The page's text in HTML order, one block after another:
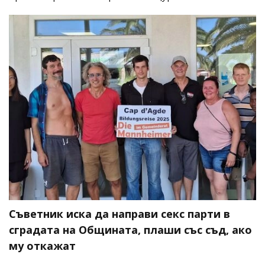
Съветник иска да направи секс парти в
сградата на Общината, плаши със съд, ако
му откажат